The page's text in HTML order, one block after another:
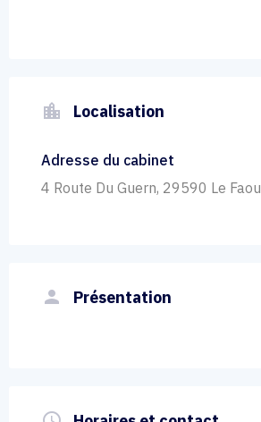
location_city Localisation
Adresse du cabinet
4 Route Du Guern, 29590 Le Faou
person Présentation